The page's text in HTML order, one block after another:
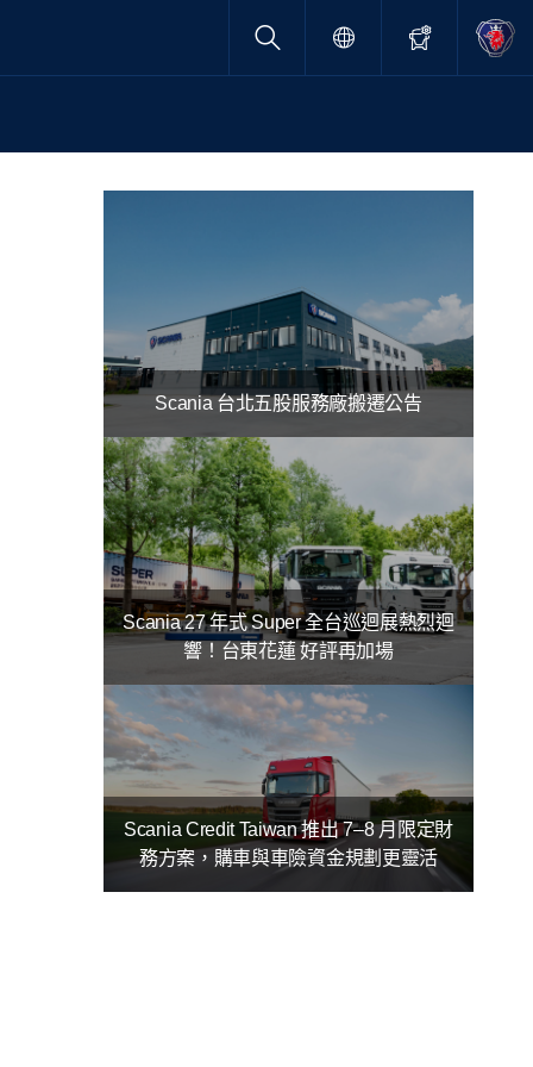
Scania 台北五股服務廠搬遷公告
Scania 27 年式 Super 全台巡迴展熱烈迴
響！台東花蓮 好評再加場
Scania Credit Taiwan 推出 7–8 月限定財
務方案，購車與車險資金規劃更靈活